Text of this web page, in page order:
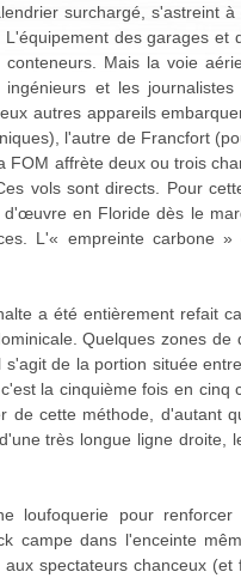
surchargé, s'astreint
des garages et
Mais la voie
et les
autres appareils
l'autre de Francfort
affrète deux ou trois
vols sont directs. Pour
en Floride dès le
L'« empreinte carbone
a été entièrement refait
Quelques zones de
de la portion située
la cinquième fois en cinq
de cette méthode, d'autant
très longue ligne droite,
loufoquerie pour
campe dans l'enceinte
spectateurs chanceux